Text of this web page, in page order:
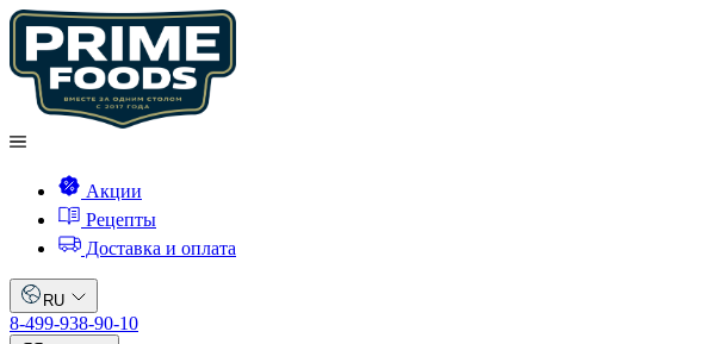
Акции
Рецепты
Доставка и оплата
RU
8-499-938-90-10